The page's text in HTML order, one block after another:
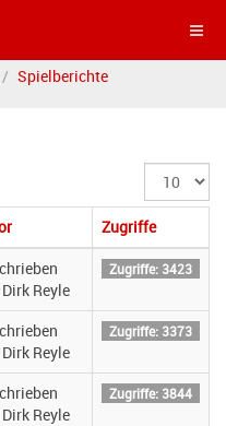
Spielberichte
Anzeige
#
Zugriffe
Reyle
Zugriffe: 3423
Reyle
Zugriffe: 3373
Reyle
Zugriffe: 3844